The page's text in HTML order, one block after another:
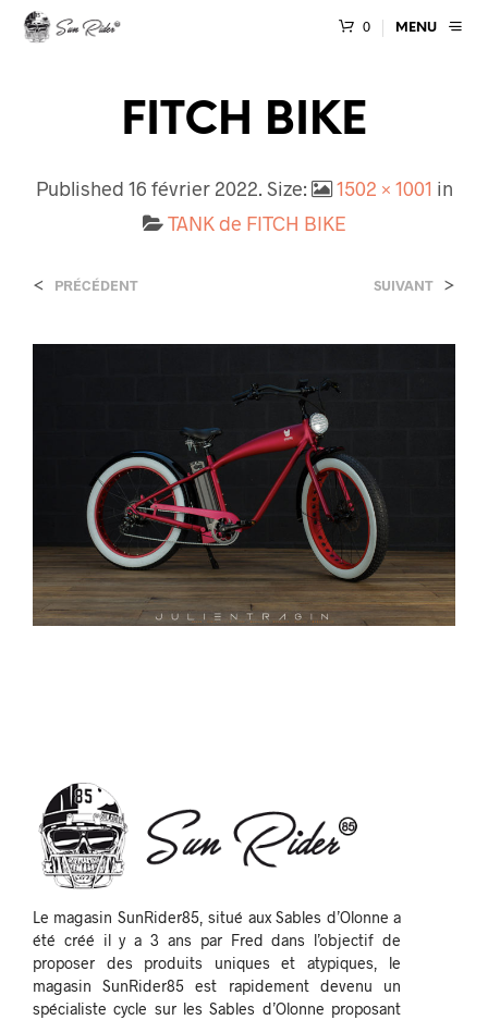
0 MENU
FITCH BIKE
Published 16 février 2022. Size: 1502 × 1001 in
TANK de FITCH BIKE
< PRÉCÉDENT SUIVANT >
Le magasin SunRider85, situé aux Sables d’Olonne a
été créé il y a 3 ans par Fred dans l’objectif de
proposer des produits uniques et atypiques, le
magasin SunRider85 est rapidement devenu un
spécialiste cycle sur les Sables d’Olonne proposant